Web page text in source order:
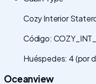
Cozy Interior
Código:
Huéspedes: 4 (por
Oceanview